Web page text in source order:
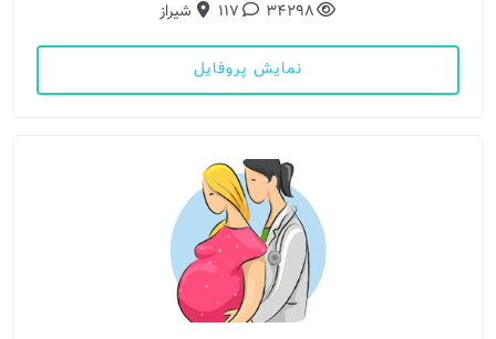
34298
117 شیراز
نمایش پروفایل